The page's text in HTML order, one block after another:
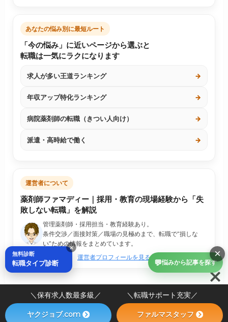
あなたの悩み別に最短ルート
「今の悩み」に近いページから選ぶと
転職は一気にラクになります
求人が多い王道ランキング →
年収アップ特化ランキング →
病院薬剤師の転職（きつい人向け） →
派遣・高時給で働く →
運営者について
薬剤師ファマディー｜採用・教育の現場経験から「失
敗しない転職」を解説
管理薬剤師・採用担当・教育経験あり。
条件交渉／面接対策／職場の見極めまで、転職で“損しな
い”ための情報をまとめています。
運営者プロフィールを見る
💬悩みから記事を探す
×
×
無料診断
転職タイプ診断
＼保有求人数最多級／ ＼転職サポート充実／
ヤクジョブ.com ファルマスタッフ